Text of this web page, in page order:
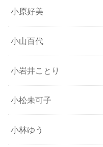
小原好美
小山百代
小岩井ことり
小松未可子
小林ゆう